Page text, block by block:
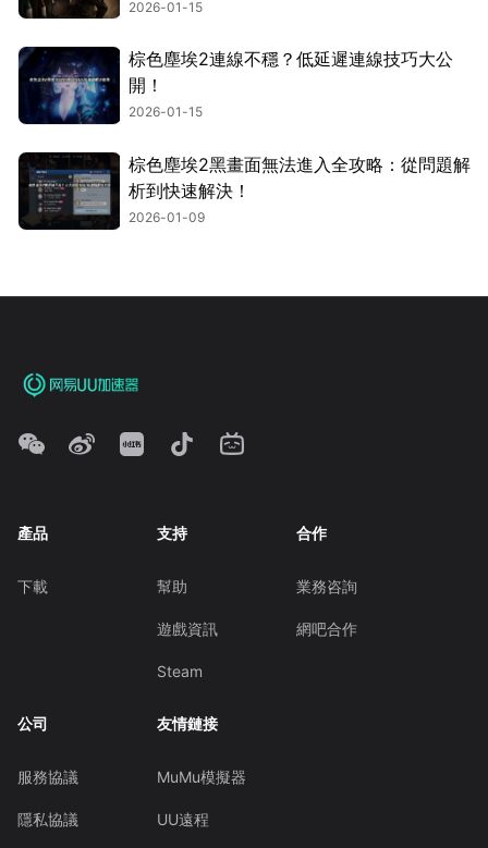
2026-01-15
棕色塵埃2連線不穩？低延遲連線技巧大公
開！
2026-01-15
棕色塵埃2黑畫面無法進入全攻略：從問題解
析到快速解決！
2026-01-09
產品
下載
支持
幫助
遊戲資訊
Steam
合作
業務咨詢
網吧合作
公司
服務協議
隱私協議
友情鏈接
MuMu模擬器
UU遠程